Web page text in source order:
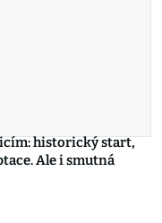
historický start,
Ale i smutná